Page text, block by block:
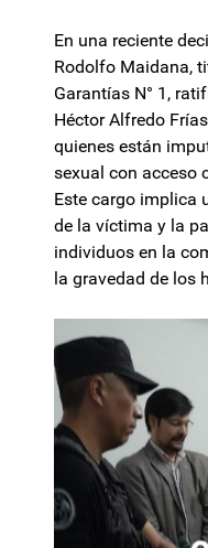
En una reciente
Rodolfo Maidana,
Garantías N° 1,
Héctor Alfredo
quienes están
sexual con acceso
Este cargo implica
de la víctima y la
individuos en la
la gravedad de los